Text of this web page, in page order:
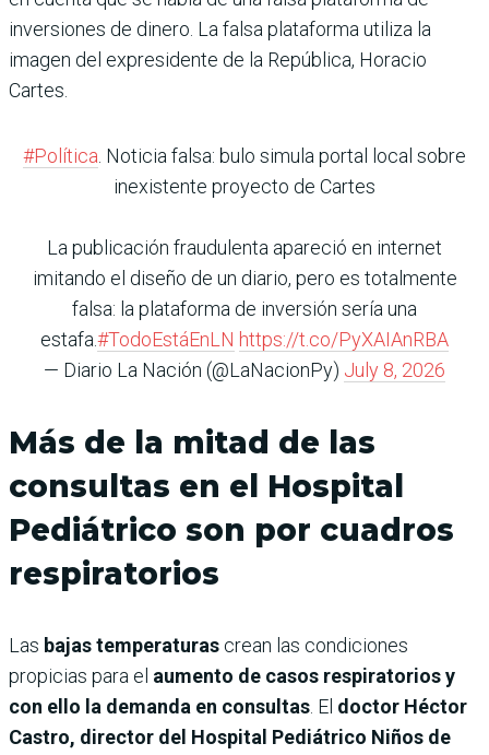
inversiones de dinero. La falsa plataforma utiliza la
imagen del expresidente de la República, Horacio
Cartes.
#Política . Noticia falsa: bulo simula portal local sobre
inexistente proyecto de Cartes
La publicación fraudulenta apareció en internet
imitando el diseño de un diario, pero es totalmente
falsa: la plataforma de inversión sería una
estafa.#TodoEstáEnLN https://t.co/PyXAIAnRBA
— Diario La Nación (@LaNacionPy) July 8, 2026
Más de la mitad de las
consultas en el Hospital
Pediátrico son por cuadros
respiratorios
Las bajas temperaturas crean las condiciones
propicias para el aumento de casos respiratorios y
con ello la demanda en consultas . El doctor Héctor
Castro, director del Hospital Pediátrico Niños de